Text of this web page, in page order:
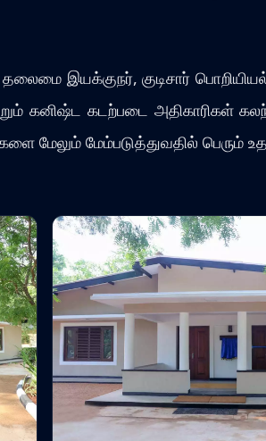
தலைமை இயக்குநர், குடிசார்
கனிஷ்ட கடற்படை அதிகாரிகள்
மேலும் மேம்படுத்துவதில் பெரும்